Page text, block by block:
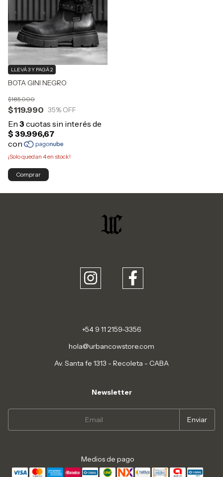
BOTA GINI NEGRO
$119.990
$185.000
35% OFF
LLEVÁ 3 Y PAGÁ 2
¡Solo quedan 4en stock!
Comprar
+54 9 11 2159-3356
hola@urbancowstore.com
Av. Santa fe 1313 - Recoleta - CABA
Newsletter
Medios de pago